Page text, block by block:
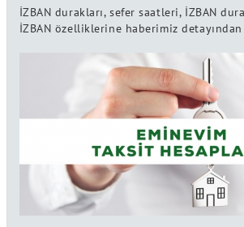
İZBAN durakları, sefer saatleri, İZBAN
İZBAN özelliklerine haberimiz